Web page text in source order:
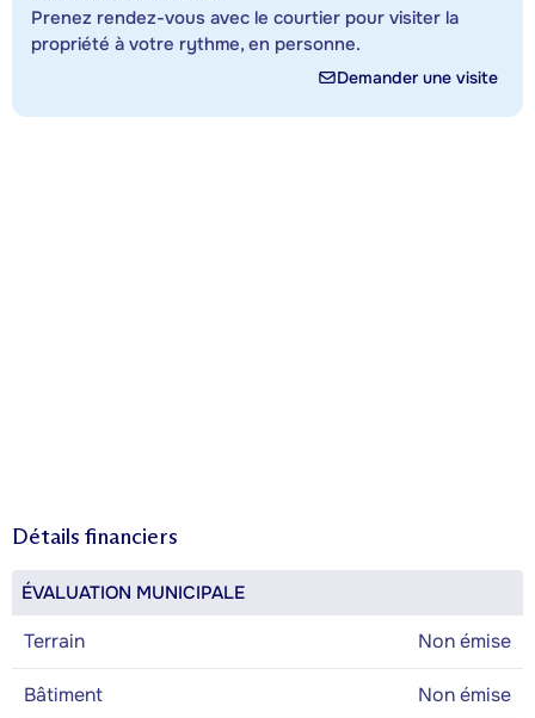
Prenez rendez-vous avec le courtier pour visiter la
propriété à votre rythme, en personne.
Demander une visite
Détails financiers
ÉVALUATION MUNICIPALE
Terrain Non émise
Bâtiment Non émise